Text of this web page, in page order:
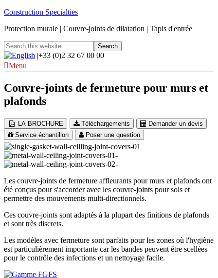
Construction Specialties
Protection murale | Couvre-joints de dilatation | Tapis d'entrée
|+33 (0)2 32 67 00 00
Menu
Couvre-joints de fermeture pour murs et
plafonds
LA BROCHURE Téléchargements
Demander un devis
Service échantillon
Poser une question
Les couvre-joints de fermeture affleurants pour murs et plafonds ont
été conçus pour s'accorder avec les couvre-joints pour sols et
permettre des mouvements multi-directionnels.
Ces couvre-joints sont adaptés à la plupart des finitions de plafonds
et sont très discrets.
Les modèles avec fermeture sont parfaits pour les zones où l'hygiène
est particulièrement importante car les bandes peuvent être scellées
pour le contrôle des infections et un nettoyage facile.